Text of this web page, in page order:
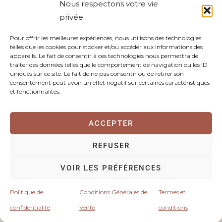
Nous respectons votre vie
privée
Pour offrir les meilleures expériences, nous utilisons des technologies
telles que les cookies pour stocker et/ou accéder aux informations des
appareils. Le fait de consentir à ces technologies nous permettra de
traiter des données telles que le comportement de navigation ou les ID
uniques sur ce site. Le fait de ne pas consentir ou de retirer son
consentement peut avoir un effet négatif sur certaines caractéristiques
et fonctionnalités.
ACCEPTER
REFUSER
VOIR LES PRÉFÉRENCES
Politique de
confidentialité
Conditions Générales de
Vente
Termes et
conditions
Mon enfant grince des dents la nuit : comprendre,
l’hypnose
Si vous êtes ici, c’est probablement parce que vous vous êtes déjà
réveillé(e) au milieu de la nuit, alerté(e) par ce bruit si particulier… Ce
frottement de dents qui semble venir de la chambre de votre enfant.
Vous vous demandez : « Mon enfant grince des dents la nuit, est-ce
Avant toute chose, laissez-moi vous rassurer : vous n’êtes pas
seul(e). Le bruxisme enfance, autrement dit le fait de grincer des
dents la nuit, touche de nombreux enfants, à différents âges. Dans la
majorité des cas, ce phénomène est transitoire et lié à des facteurs
Dans cet article, nous allons explorer ensemble, avec douceur et
Ce qu’est réellement le bruxisme chez l’enfant
Les conséquences possibles sur les dents et le sommeil